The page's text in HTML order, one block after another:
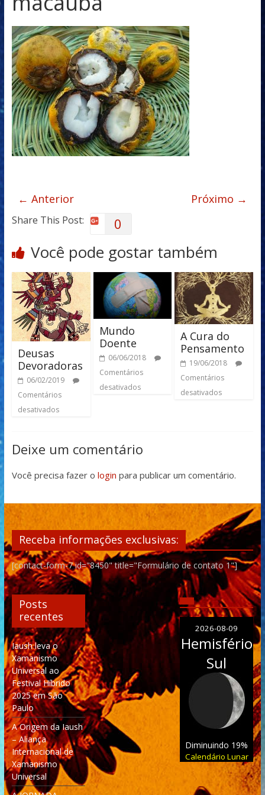
← Anterior Próximo →
Share This Post: 0
Você pode gostar também
Deusas
Devoradoras
06/02/2019
Comentários
desativados
Mundo
Doente
06/06/2018
Comentários
desativados
A Cura do
Pensamento
19/06/2018
Comentários
desativados
Deixe um comentário
Você precisa fazer o login para publicar um comentário.
Receba informações exclusivas:
[contact-form-7 id="8450" title="Formulário de contato 1"]
Posts
recentes
Iaush leva o
Xamanismo
Universal ao
Festival Híbrido
2025 em São
Paulo
A Origem da Iaush
– Aliança
Internacional de
Xamanismo
Universal
2026-08-09
Hemisfério
Sul
Diminuindo 19%
Calendário Lunar